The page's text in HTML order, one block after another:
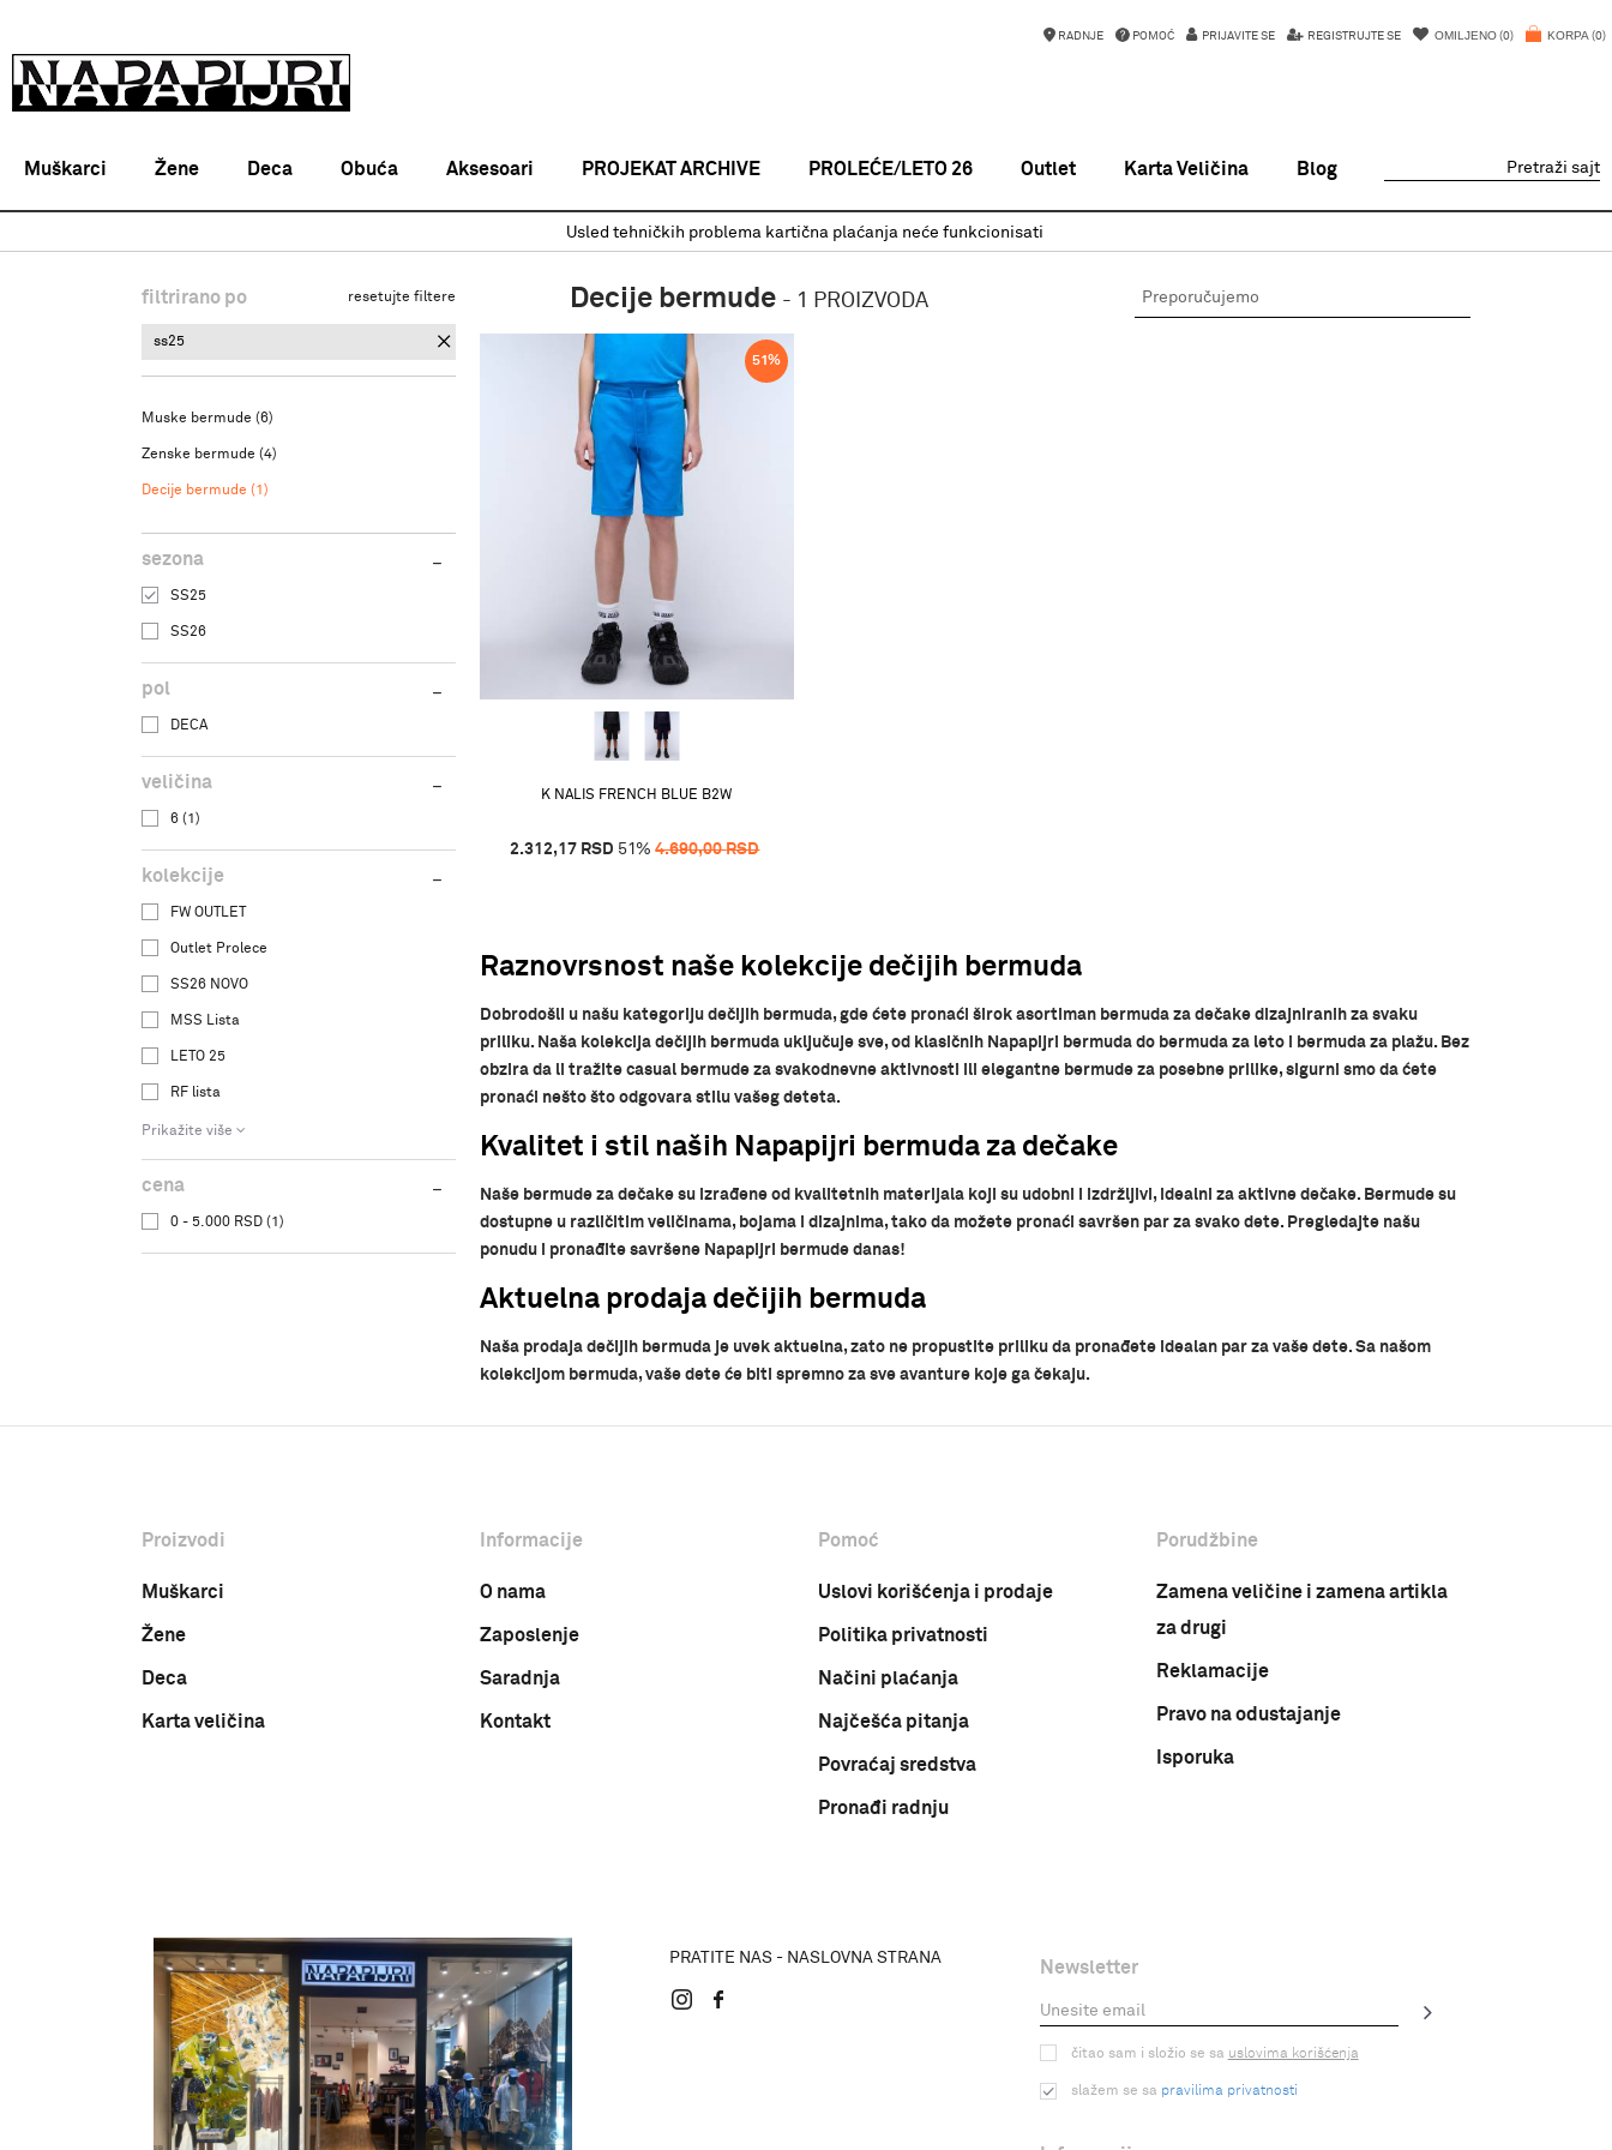
KORPA 0
OMILJENO 0
PRIJAVITE SE REGISTRUJTE SE
RADNJE POMOĆ
Muškarci Žene Deca Obuća Aksesoari PROJEKAT ARCHIVE PROLEĆE/LETO 26 Outlet Karta Veličina Blog Pretraži sajt
Usled tehničkih problema kartična plaćanja neće funkcionisati
Decije bermude
filtrirano po resetujte filtere
ss25
Muske bermude (6)
Zenske bermude (4)
Decije bermude (1)
sezona
SS25
SS26
pol
DECA
veličina
6 (1)
kolekcije
FW OUTLET
Outlet Prolece
SS26 NOVO
MSS Lista
LETO 25
RF lista
Prikažite više
cena
0 - 5.000 RSD (1)
Decije bermude - 1 PROIZVODA
51%
K NALIS FRENCH BLUE B2W
2.312,17 RSD 51% 4.690,00RSD
Raznovrsnost naše kolekcije dečijih bermuda
Dobrodošli u našu kategoriju dečijih bermuda, gde ćete pronaći širok asortiman bermuda za dečake dizajniranih za svaku
priliku. Naša kolekcija dečijih bermuda uključuje sve, od klasičnih Napapijri bermuda do bermuda za leto i bermuda za plažu. Bez
obzira da li tražite casual bermude za svakodnevne aktivnosti ili elegantne bermude za posebne prilike, sigurni smo da ćete
pronaći nešto što odgovara stilu vašeg deteta.
Kvalitet i stil naših Napapijri bermuda za dečake
Naše bermude za dečake su izrađene od kvalitetnih materijala koji su udobni i izdržljivi, idealni za aktivne dečake. Bermude su
dostupne u različitim veličinama, bojama i dizajnima, tako da možete pronaći savršen par za svako dete. Pregledajte našu
ponudu i pronađite savršene Napapijri bermude danas!
Aktuelna prodaja dečijih bermuda
Naša prodaja dečijih bermuda je uvek aktuelna, zato ne propustite priliku da pronađete idealan par za vaše dete. Sa našom
kolekcijom bermuda, vaše dete će biti spremno za sve avanture koje ga čekaju.
Proizvodi
Muškarci
Žene
Deca
Karta veličina
Informacije
O nama
Zaposlenje
Saradnja
Kontakt
Pomoć
Uslovi korišćenja i prodaje
Politika privatnosti
Načini plaćanja
Najčešća pitanja
Povraćaj sredstva
Pronađi radnju
Porudžbine
Zamena veličine i zamena artikla
za drugi
Reklamacije
Pravo na odustajanje
Isporuka
PRATITE NAS - NASLOVNA STRANA Newsletter
čitao sam i složio se sa uslovima korišćenja
slažem se sa pravilima privatnosti